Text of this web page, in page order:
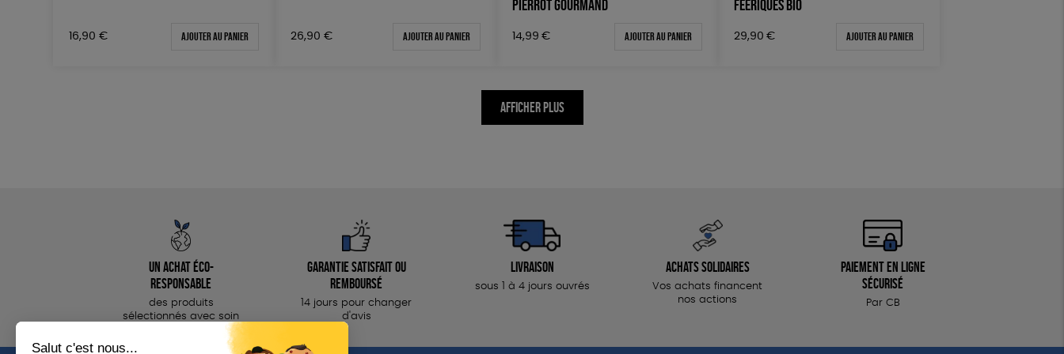
Biodégradable
16,90 € Ajouter au panier 26,90 € Ajouter au panier
PIERROT GOURMAND
14,99 € Ajouter au panier
FÉERIQUES BIO
29,90 € Ajouter au panier
AFFICHER PLUS
Un achat éco-
responsable
des produits
sélectionnés avec soin
Garantie satisfait ou
remboursé
14 jours pour changer
d'avis
Livraison
sous 1 à 4 jours ouvrés
Achats solidaires
Vos achats financent
nos actions
Paiement en ligne
sécurisé
Par CB